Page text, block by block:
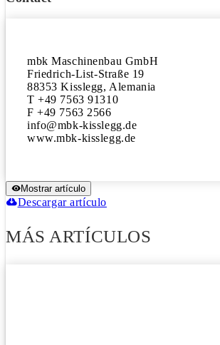
mbk Maschinenbau GmbH
Friedrich-List-Straße 19
88353 Kisslegg, Alemania
T +49 7563 91310
F +49 7563 2566
info@mbk-kisslegg.de
Mostrar artículo
Descargar artículo
MÁS ARTÍCULOS